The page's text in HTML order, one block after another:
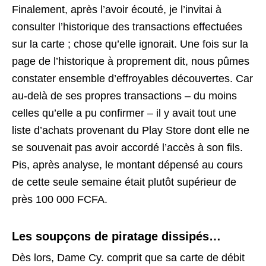
Finalement, après l’avoir écouté, je l’invitai à
consulter l’historique des transactions effectuées
sur la carte ; chose qu’elle ignorait. Une fois sur la
page de l’historique à proprement dit, nous pûmes
constater ensemble d’effroyables découvertes. Car
au-delà de ses propres transactions – du moins
celles qu’elle a pu confirmer – il y avait tout une
liste d’achats provenant du Play Store dont elle ne
se souvenait pas avoir accordé l’accès à son fils.
Pis, après analyse, le montant dépensé au cours
de cette seule semaine était plutôt supérieur de
près 100 000 FCFA.
Les soupçons de piratage dissipés…
Dès lors, Dame Cy. comprit que sa carte de débit